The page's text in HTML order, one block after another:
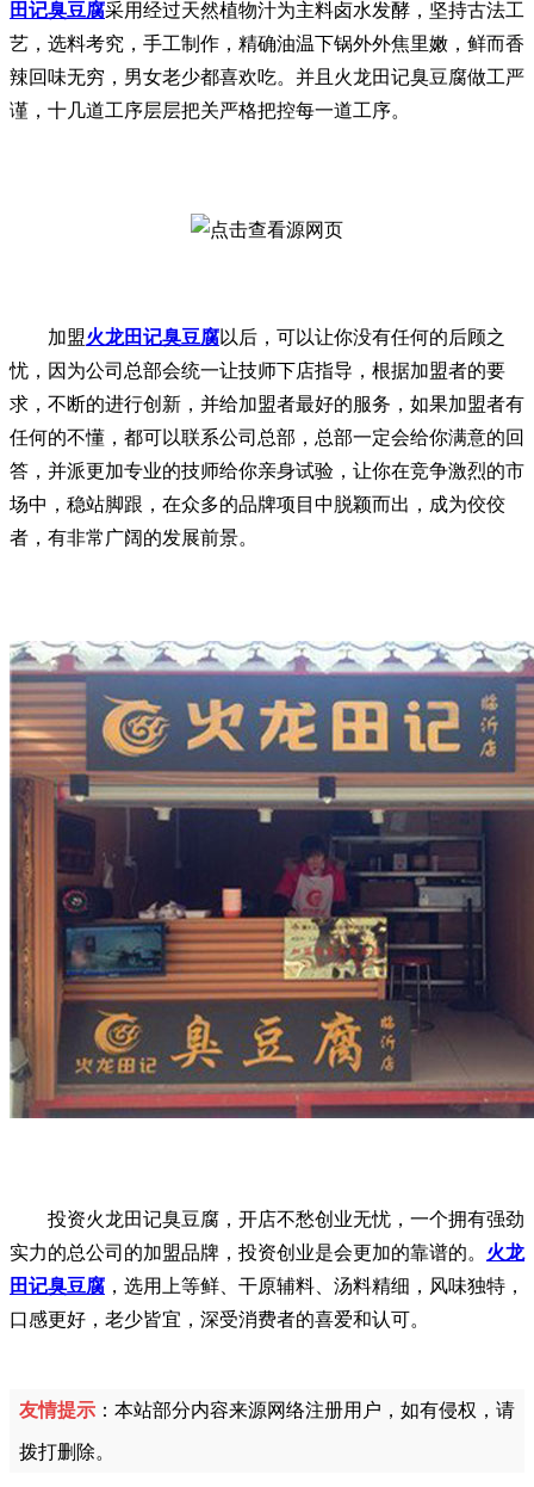
田记臭豆腐采用经过天然植物汁为主料卤水发酵，坚持古法工
艺，选料考究，手工制作，精确油温下锅外外焦里嫩，鲜而香
辣回味无穷，男女老少都喜欢吃。并且火龙田记臭豆腐做工严
谨，十几道工序层层把关严格把控每一道工序。
加盟火龙田记臭豆腐以后，可以让你没有任何的后顾之
忧，因为公司总部会统一让技师下店指导，根据加盟者的要
求，不断的进行创新，并给加盟者最好的服务，如果加盟者有
任何的不懂，都可以联系公司总部，总部一定会给你满意的回
答，并派更加专业的技师给你亲身试验，让你在竞争激烈的市
场中，稳站脚跟，在众多的品牌项目中脱颖而出，成为佼佼
者，有非常广阔的发展前景。
投资火龙田记臭豆腐，开店不愁创业无忧，一个拥有强劲
实力的总公司的加盟品牌，投资创业是会更加的靠谱的。 火龙
田记臭豆腐 ，选用上等鲜、干原辅料、汤料精细，风味独特，
口感更好，老少皆宜，深受消费者的喜爱和认可。
友情提示 ：本站部分内容来源网络注册用户，如有侵权，请
拨打删除。